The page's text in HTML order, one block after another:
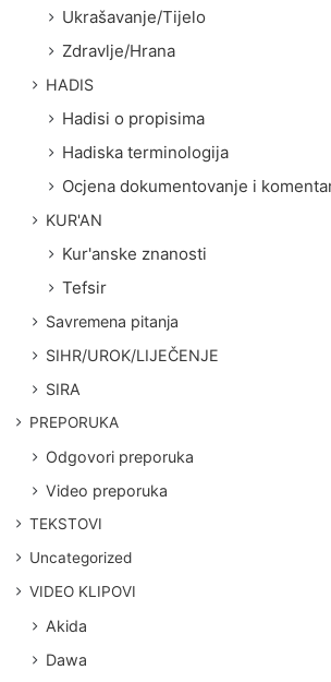
Ukrašavanje/Tijelo
Zdravlje/Hrana
HADIS
Hadisi o propisima
Hadiska terminologija
Ocjena dokumentovanje i
KUR'AN
Kur'anske znanosti
Tefsir
Savremena pitanja
SIHR/UROK/LIJEČENJE
SIRA
PREPORUKA
Odgovori preporuka
Video preporuka
TEKSTOVI
Uncategorized
VIDEO KLIPOVI
Akida
Dawa